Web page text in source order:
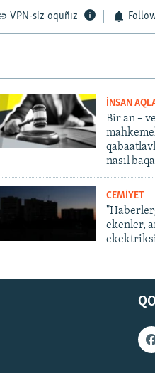
VPN-siz oquñız
İNSAN
Bir an –
nasıl
CEMİYET
ekenler,